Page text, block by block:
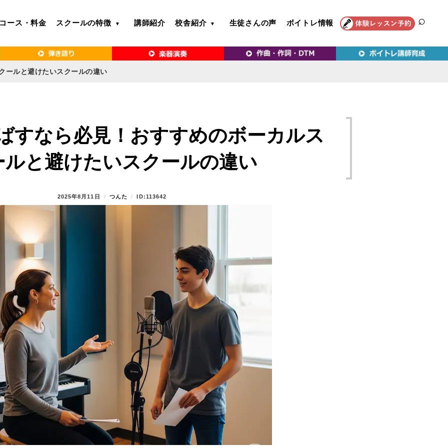
・名古屋・京都で「本気」になれるボイトレ教室｜VERY MERRY
リー）
なれるボイトレ教室｜VERY MERRY MUSIC SCHOOL（ベリーメリー）
コース・料金 スクールの特徴 講師紹介 校舎紹介 生徒さんの声 ボイトレ情報
ールと避けたいスクールの違い
すなら必見！おすすめのボーカルス
ルと避けたいスクールの違い
P
O
2025年8月11日
B
Y
つんた ID:113642